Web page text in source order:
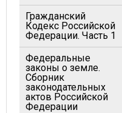
Гражданский
Кодекс Российской
Федерации. Часть 1
Федеральные
законы о земле.
Сборник
законодательных
актов Российской
Федерации